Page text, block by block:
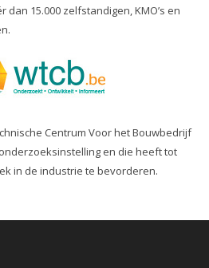
15.000 zelfstandigen, KMO’s en
Centrum Voor het Bouwbedrijf
en die heeft tot
in de industrie te bevorderen.